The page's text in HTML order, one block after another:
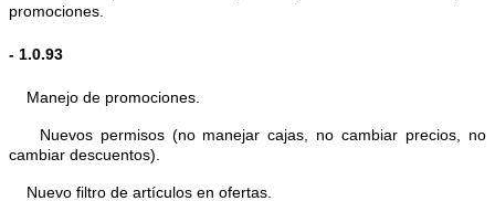
promociones.
- 1.0.93
Manejo de promociones.
Nuevos permisos (no manejar cajas, no cambiar precios, no
cambiar descuentos).
Nuevo filtro de artículos en ofertas.